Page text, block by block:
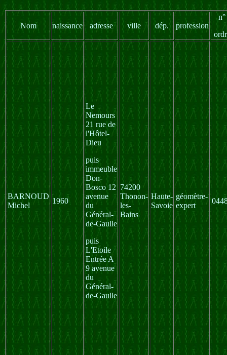
Nom naissance adresse ville dép. profession
n°
BARNOUD
Michel
1960
Le
Nemours
21 rue de
l'Hôtel-
Dieu
puis
immeuble
Don-
Bosco 12
avenue
du
Général-
de-Gaulle
puis
L'Etoile
Entrée A
9 avenue
du
Général-
de-Gaulle
74200
Thonon-
les-
Bains
Haute-
Savoie
géomètre-
expert